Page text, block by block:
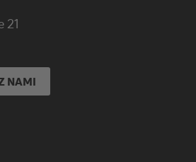
21
NAMI